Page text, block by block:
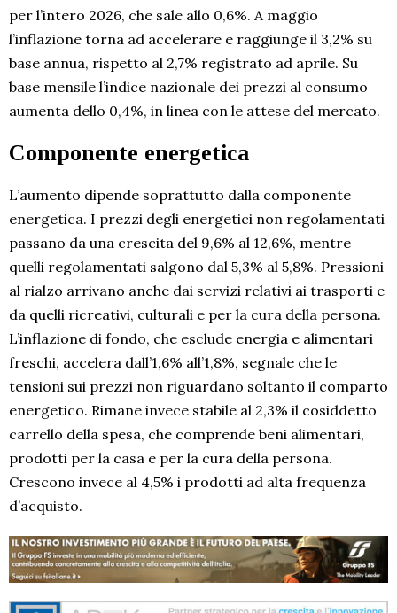
per l’intero 2026, che sale allo 0,6%. A maggio
l’inflazione torna ad accelerare e raggiunge il 3,2% su
base annua, rispetto al 2,7% registrato ad aprile. Su
base mensile l’indice nazionale dei prezzi al consumo
aumenta dello 0,4%, in linea con le attese del mercato.
Componente energetica
L’aumento dipende soprattutto dalla componente
energetica. I prezzi degli energetici non regolamentati
passano da una crescita del 9,6% al 12,6%, mentre
quelli regolamentati salgono dal 5,3% al 5,8%. Pressioni
al rialzo arrivano anche dai servizi relativi ai trasporti e
da quelli ricreativi, culturali e per la cura della persona.
L’inflazione di fondo, che esclude energia e alimentari
freschi, accelera dall’1,6% all’1,8%, segnale che le
tensioni sui prezzi non riguardano soltanto il comparto
energetico. Rimane invece stabile al 2,3% il cosiddetto
carrello della spesa, che comprende beni alimentari,
prodotti per la casa e per la cura della persona.
Crescono invece al 4,5% i prodotti ad alta frequenza
d’acquisto.